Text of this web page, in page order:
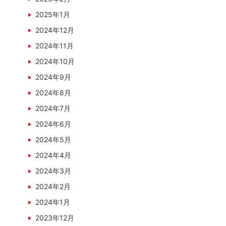
2025年1月
2024年12月
2024年11月
2024年10月
2024年9月
2024年8月
2024年7月
2024年6月
2024年5月
2024年4月
2024年3月
2024年2月
2024年1月
2023年12月